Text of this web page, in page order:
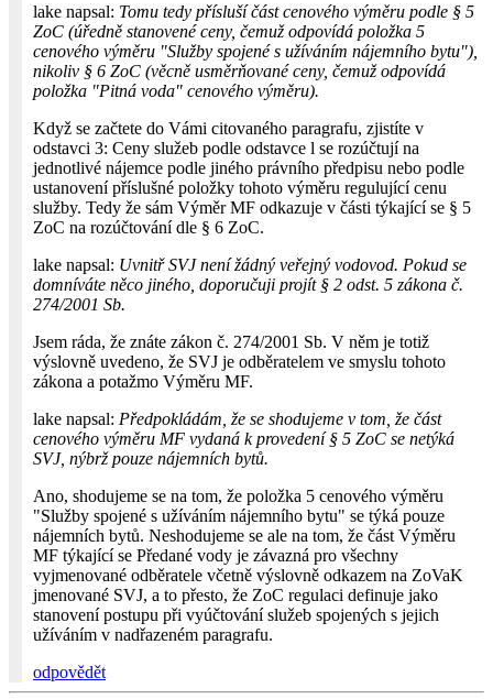
lake napsal: Tomu tedy přísluší část cenového výměru podle § 5
ZoC (úředně stanovené ceny, čemuž odpovídá položka 5
cenového výměru "Služby spojené s užíváním nájemního bytu"),
nikoliv § 6 ZoC (věcně usměrňované ceny, čemuž odpovídá
položka "Pitná voda" cenového výměru).
Když se začtete do Vámi citovaného paragrafu, zjistíte v
odstavci 3: Ceny služeb podle odstavce l se rozúčtují na
jednotlivé nájemce podle jiného právního předpisu nebo podle
ustanovení příslušné položky tohoto výměru regulující cenu
služby. Tedy že sám Výměr MF odkazuje v části týkající se § 5
ZoC na rozúčtování dle § 6 ZoC.
lake napsal: Uvnitř SVJ není žádný veřejný vodovod. Pokud se
domníváte něco jiného, doporučuji projít § 2 odst. 5 zákona č.
274/2001 Sb.
Jsem ráda, že znáte zákon č. 274/2001 Sb. V něm je totiž
výslovně uvedeno, že SVJ je odběratelem ve smyslu tohoto
zákona a potažmo Výměru MF.
lake napsal: Předpokládám, že se shodujeme v tom, že část
cenového výměru MF vydaná k provedení § 5 ZoC se netýká
SVJ, nýbrž pouze nájemních bytů.
Ano, shodujeme se na tom, že položka 5 cenového výměru
"Služby spojené s užíváním nájemního bytu" se týká pouze
nájemních bytů. Neshodujeme se ale na tom, že část Výměru
MF týkající se Předané vody je závazná pro všechny
vyjmenované odběratele včetně výslovně odkazem na ZoVaK
jmenované SVJ, a to přesto, že ZoC regulaci definuje jako
stanovení postupu při vyúčtování služeb spojených s jejich
užíváním v nadřazeném paragrafu.
odpovědět